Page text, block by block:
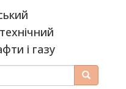
і газу
Пошук